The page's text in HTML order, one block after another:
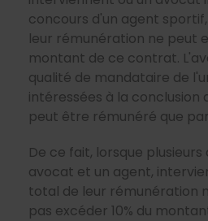
concours d'un agent
leur rémunération ne peut
montant de ce contrat.
qualité de mandataire de
intéressées à la
peut être rémunéré que
De ce fait, lorsque plusieurs
avocat et un agent,
total de leur rémunération
pas excéder 10% du